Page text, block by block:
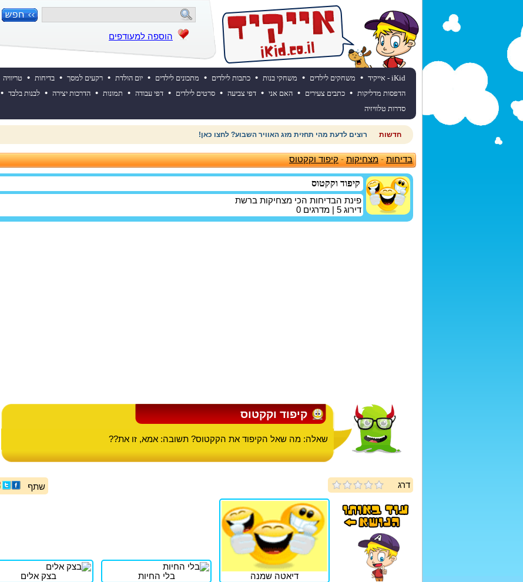
הוספה למעודפים
iKid - אייקיד • משחקים לילדים • משחקי בנות • כתבות לילדים • מתכונים לילדים • יום הולדת • רקעים למסך • בדיחות • טריוויה
הדפסות מדליקות • כתבים צעירים • האם אני • דפי צביעה • סרטים לילדים • דפי עבודה • תמונות • הדרכות יצירה • לבנות בלבד •
סדרות טלוויזיה
חדשות רוצים לדעת מהי תחזית מזג האוויר השבוע? לחצו כאן!
בדיחות-מצחיקות-קיפוד וקקטוס
קיפוד וקקטוס
פינת הבדיחות הכי מצחיקות ברשת
דירוג 5 | מדרגים 0
קיפוד וקקטוס
שאלה: מה שאל הקיפוד את הקקטוס? תשובה: אמא, זו את??
דרג שתף
דיאטה שמנה בלי החיות בצק אלים